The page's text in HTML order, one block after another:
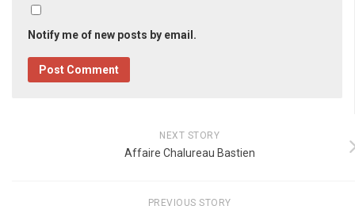
Notify me of new posts by email.
NEXT STORY
Affaire Chalureau Bastien
PREVIOUS STORY